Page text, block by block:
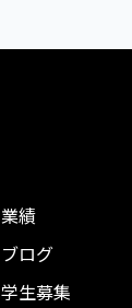
業績
ブログ
学生募集